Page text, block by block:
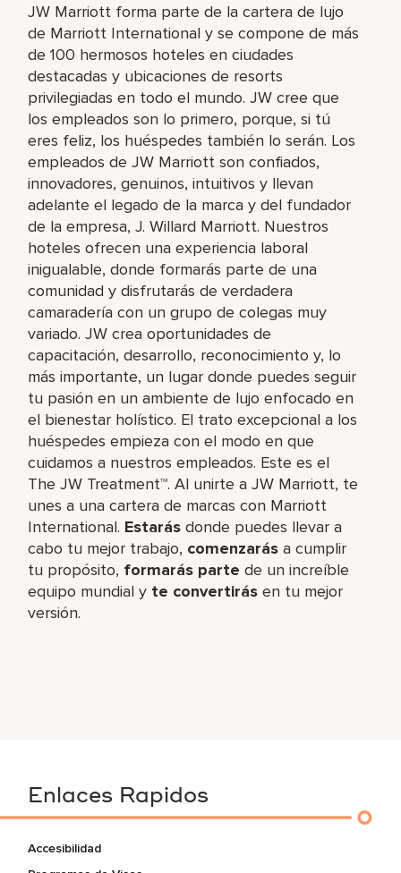
JW Marriott forma parte de la cartera de lujo
de Marriott International y se compone de más
de 100 hermosos hoteles en ciudades
destacadas y ubicaciones de resorts
privilegiadas en todo el mundo. JW cree que
los empleados son lo primero, porque, si tú
eres feliz, los huéspedes también lo serán. Los
empleados de JW Marriott son confiados,
innovadores, genuinos, intuitivos y llevan
adelante el legado de la marca y del fundador
de la empresa, J. Willard Marriott. Nuestros
hoteles ofrecen una experiencia laboral
inigualable, donde formarás parte de una
comunidad y disfrutarás de verdadera
camaradería con un grupo de colegas muy
variado. JW crea oportunidades de
capacitación, desarrollo, reconocimiento y, lo
más importante, un lugar donde puedes seguir
tu pasión en un ambiente de lujo enfocado en
el bienestar holístico. El trato excepcional a los
huéspedes empieza con el modo en que
cuidamos a nuestros empleados. Este es el
The JW Treatment™. Al unirte a JW Marriott, te
unes a una cartera de marcas con Marriott
International. Estarás donde puedes llevar a
cabo tu mejor trabajo,​ comenzarás a cumplir
tu propósito, formarás parte de un increíble​
equipo mundial y te convertirás en tu mejor
versión.
Enlaces Rapidos
Accesibilidad